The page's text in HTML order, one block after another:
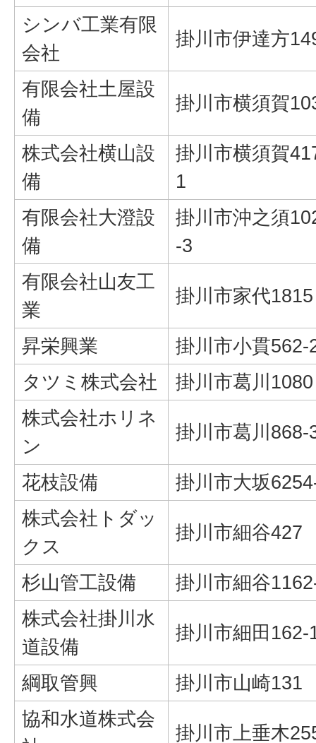
シンバ工業有限
会社
掛川市伊達方
有限会社土屋設
備
掛川市横須賀
株式会社横山設
備
掛川市横須賀
1
有限会社大澄設
備
掛川市沖之須
-3
有限会社山友工
業
掛川市家代1815
昇栄興業
掛川市小貫562-
タツミ株式会社
掛川市葛川1080
株式会社ホリネ
ン
掛川市葛川868-
花枝設備
掛川市大坂
株式会社トダッ
クス
掛川市細谷427
杉山管工設備
掛川市細谷
株式会社掛川水
道設備
掛川市細田162-
綱取管興
掛川市山崎131
協和水道株式会
掛川市上垂木